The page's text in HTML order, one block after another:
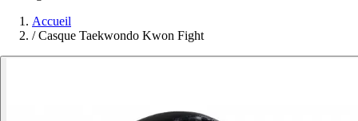
Accueil
/ Casque Taekwondo Kwon Fight